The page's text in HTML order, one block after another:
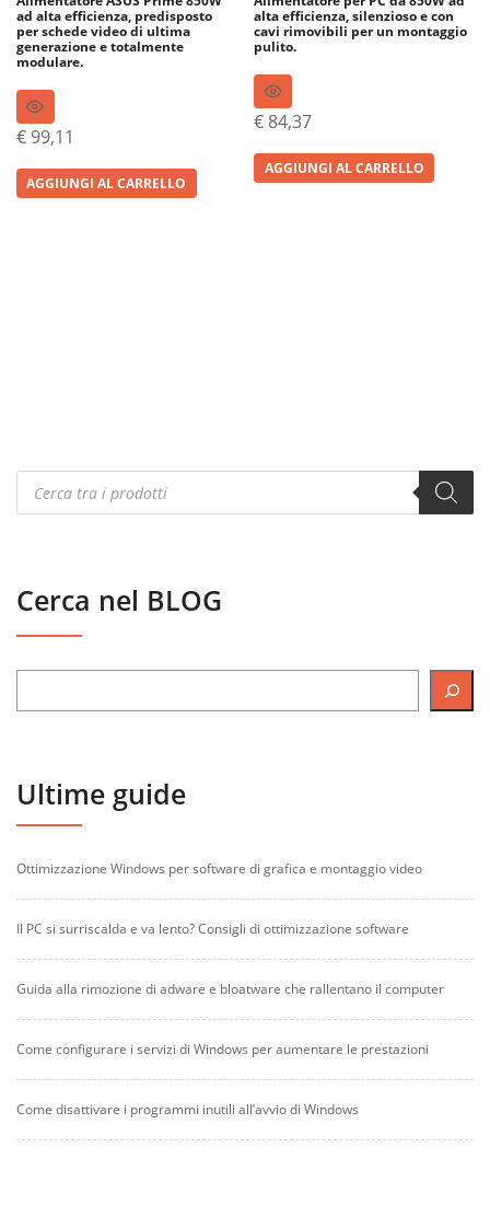
ad alta efficienza, predisposto
per schede video di ultima
generazione e totalmente
modulare.
€ 99,11
AGGIUNGI AL CARRELLO
alta efficienza, silenzioso e con
cavi rimovibili per un montaggio
pulito.
€ 84,37
AGGIUNGI AL CARRELLO
Products
search
Cerca nel BLOG
Ultime guide
Ottimizzazione Windows per software di grafica e montaggio video
Il PC si surriscalda e va lento? Consigli di ottimizzazione software
Guida alla rimozione di adware e bloatware che rallentano il computer
Come configurare i servizi di Windows per aumentare le prestazioni
Come disattivare i programmi inutili all’avvio di Windows